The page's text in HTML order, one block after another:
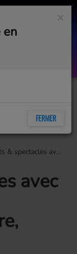
avec Gaëtan Vaudry (Chantal Lamarre, Festibière etc)
avec
×
en
FERMER